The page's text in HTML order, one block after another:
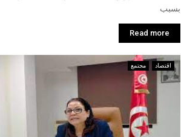
بسبب
Read more
اقتصاد مجتمع